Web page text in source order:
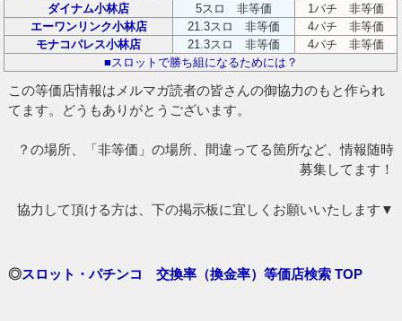
ダイナム小林店
5スロ 非等価
1パチ 非等価
エーワンリンク小林店
21.3スロ 非等価
4パチ 非等価
モナコパレス小林店
21.3スロ 非等価
4パチ 非等価
■スロットで勝ち組になるためには？
この等価店情報はメルマガ読者の皆さんの御協力のもと作られ
てます。どうもありがとうございます。
？の場所、「非等価」の場所、間違ってる箇所など、情報随時
募集してます！
協力して頂ける方は、下の掲示板に宜しくお願いいたします▼
◎スロット・パチンコ 交換率（換金率）等価店検索 TOP